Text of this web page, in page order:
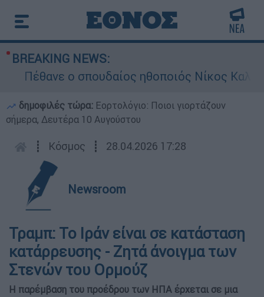
BREAKING NEWS:
Πέθανε ο σπουδαίος ηθοποιός Νίκος
δημοφιλές τώρα: Εορτολόγιο: Ποιοι γιορτάζουν
σήμερα, Δευτέρα 10 Αυγούστου
┋ Κόσμος ┋ 28.04.2026 17:28
Newsroom
Τραμπ: Το Ιράν είναι σε κατάσταση
κατάρρευσης - Ζητά άνοιγμα των
Στενών του Ορμούζ
Η παρέμβαση του προέδρου των ΗΠΑ έρχεται σε μια